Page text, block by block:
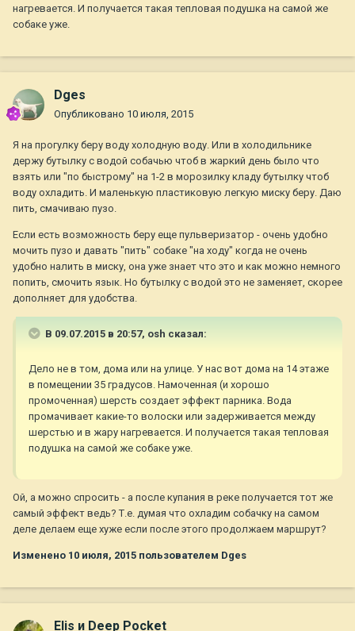
нагревается. И получается такая тепловая подушка на самой же
собаке уже.
Dges
Опубликовано 10 июля, 2015
Я на прогулку беру воду холодную воду. Или в холодильнике
держу бутылку с водой собачью чтоб в жаркий день было что
взять или "по быстрому" на 1-2 в морозилку кладу бутылку чтоб
воду охладить. И маленькую пластиковую легкую миску беру. Даю
пить, смачиваю пузо.
Если есть возможность беру еще пульверизатор - очень удобно
мочить пузо и давать "пить" собаке "на ходу" когда не очень
удобно налить в миску, она уже знает что это и как можно немного
попить, смочить язык. Но бутылку с водой это не заменяет, скорее
дополняет для удобства.
В 09.07.2015 в 20:57, osh сказал:
Дело не в том, дома или на улице. У нас вот дома на 14 этаже
в помещении 35 градусов. Намоченная (и хорошо
промоченная) шерсть создает эффект парника. Вода
промачивает какие-то волоски или задерживается между
шерстью и в жару нагревается. И получается такая тепловая
подушка на самой же собаке уже.
Ой, а можно спросить - а после купания в реке получается тот же
самый эффект ведь? Т.е. думая что охладим собачку на самом
деле делаем еще хуже если после этого продолжаем маршрут?
Изменено 10 июля, 2015 пользователем Dges
Elis и Deep Pocket